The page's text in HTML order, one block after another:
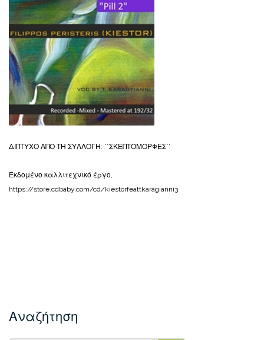
ΔΙΠΤΥΧΟ ΑΠΟ ΤΗ ΣΥΛΛΟΓΗ: ΄΄ΣΚΕΠΤΟΜΟΡΦΕΣ΄΄
Εκδομένο καλλιτεχνικό έργο,
https://store.cdbaby.com/cd/kiestorfeattkaragianni3
Αναζήτηση